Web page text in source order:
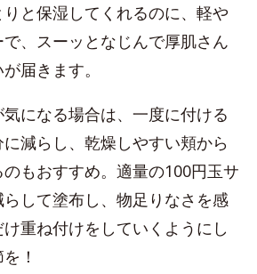
と保湿してくれるのに、軽や
、スーッとなじんで厚肌さん
届きます。
になる場合は、一度に付ける
減らし、乾燥しやすい頬から
もおすすめ。適量の100円玉サ
して塗布し、物足りなさを感
重ね付けをしていくようにし
！